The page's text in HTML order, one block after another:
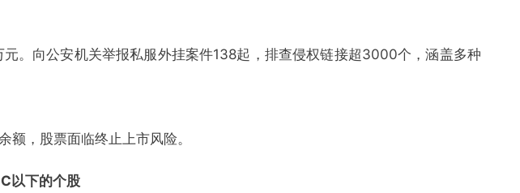
。向公安机关举报私服外挂案件138起，排查侵权链接超3000个，涵盖多种
，股票面临终止上市风险。
以下的个股